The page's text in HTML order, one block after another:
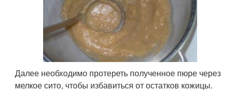
Далее необходимо протереть полученное пюре через
мелкое сито, чтобы избавиться от остатков кожицы.